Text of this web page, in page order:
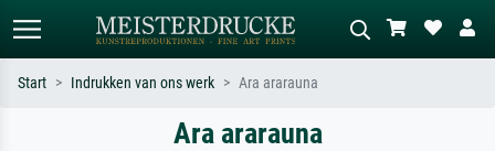
Standaard zoeken
Start Indrukken van ons werk Ara ararauna
Ara ararauna